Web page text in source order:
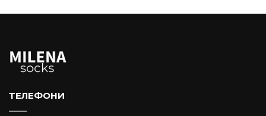
ТЕЛЕФОНИ